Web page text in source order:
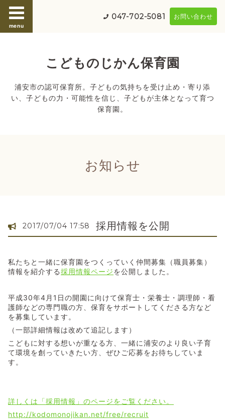
menu
047-702-5081 お問い合わせ
こどものじかん保育園
浦安市の認可保育所。子どもの気持ちを受け止め・寄り添
い、子どもの力・可能性を信じ、子どもが主体となって育つ
保育園。
お知らせ
2017/07/04 17:58 採用情報を公開
私たちと一緒に保育園をつくっていく仲間募集（職員募集）
情報を紹介する採用情報ページを公開しました。
平成30年4月1日の開園に向けて保育士・栄養士・調理師・看
護師などの専門職の方、保育をサポートしてくださる方など
を募集しています。
（一部詳細情報は改めて追記します）
こどもに対する想いが重なる方、一緒に浦安のより良い子育
て環境を創っていきたい方、ぜひご応募をお待ちしていま
す。
詳しくは「採用情報」のページをご覧ください。
http://kodomonojikan.net/free/recruit